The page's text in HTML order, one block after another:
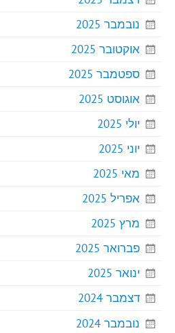
נובמבר 2025
אוקטובר 2025
ספטמבר 2025
אוגוסט 2025
יולי 2025
יוני 2025
מאי 2025
אפריל 2025
מרץ 2025
פברואר 2025
ינואר 2025
דצמבר 2024
נובמבר 2024